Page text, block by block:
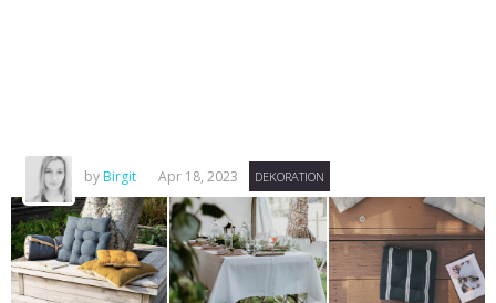
by Birgit Apr 18, 2023 DEKORATION